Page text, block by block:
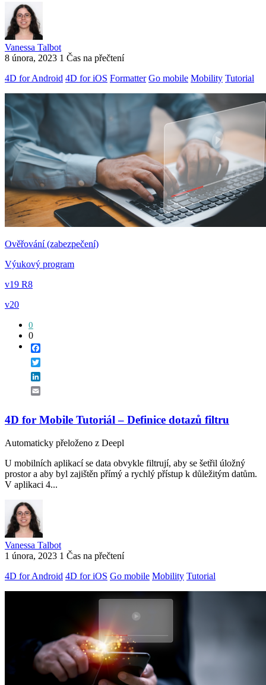
Vanessa Talbot
8 února, 2023 1 Čas na přečtení
4D for Android 4D for iOS Formatter Go mobile Mobility Tutorial
Ověřování (zabezpečení)
Výukový program
v19 R8
v20
0
0
4D for Mobile Tutoriál – Definice dotazů filtru
Automaticky přeloženo z Deepl
U mobilních aplikací se data obvykle filtrují, aby se šetřil úložný
prostor a aby byl zajištěn přímý a rychlý přístup k důležitým datům.
V aplikaci 4...
Vanessa Talbot
1 února, 2023 1 Čas na přečtení
4D for Android 4D for iOS Go mobile Mobility Tutorial